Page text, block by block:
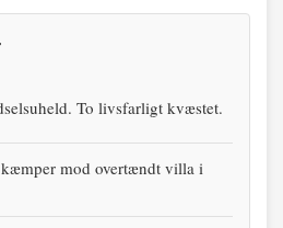
To livsfarligt kvæstet.
mod overtændt villa i